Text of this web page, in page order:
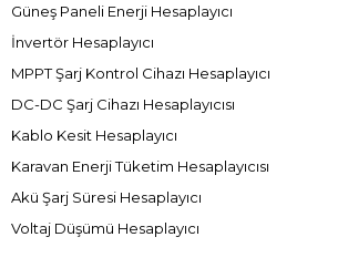
Güneş Paneli Enerji Hesaplayıcı
İnvertör Hesaplayıcı
MPPT Şarj Kontrol Cihazı Hesaplayıcı
DC-DC Şarj Cihazı Hesaplayıcısı
Kablo Kesit Hesaplayıcı
Karavan Enerji Tüketim Hesaplayıcısı
Akü Şarj Süresi Hesaplayıcı
Voltaj Düşümü Hesaplayıcı